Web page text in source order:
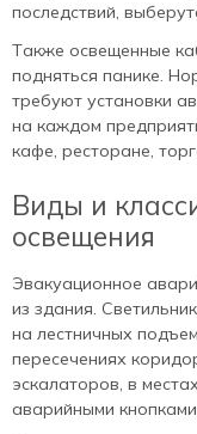
последствий,
Также освещенные
подняться панике.
требуют установки
на каждом
кафе, ресторане,
Виды и
освещения
Эвакуационное
из здания.
на лестничных
пересечениях
эскалаторов, в
аварийными